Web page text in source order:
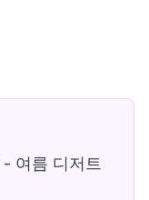
여름 디저트